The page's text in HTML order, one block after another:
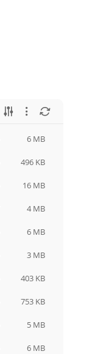
6 MB
496 KB
16 MB
4 MB
6 MB
3 MB
403 KB
753 KB
5 MB
6 MB